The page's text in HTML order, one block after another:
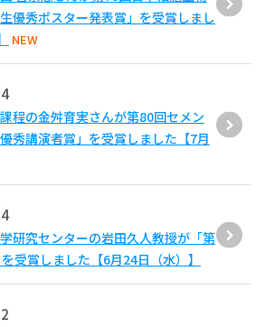
優秀ポスター発表賞」を受賞しまし
NEW
程の金舛育実さんが第80回セメン
秀講演者賞」を受賞しました【7月
研究センターの岩田久人教授が「第
受賞しました【6月24日（水）】